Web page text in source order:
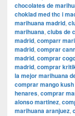
chocolates de
choklad med thc i
marihuana madrid,
marihuana, clubs de
madrid, comparr
madrid, comprar
madrid, comprar
madrid, comprar
la mejor marihuana
comprar mango
henares, comprar
alonso martinez,
marihuana aranjuez,